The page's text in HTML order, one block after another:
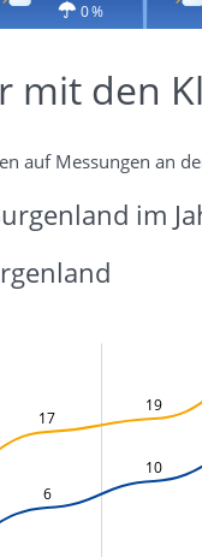
0 %
mit den
auf Messungen an
im
17
19
6
10